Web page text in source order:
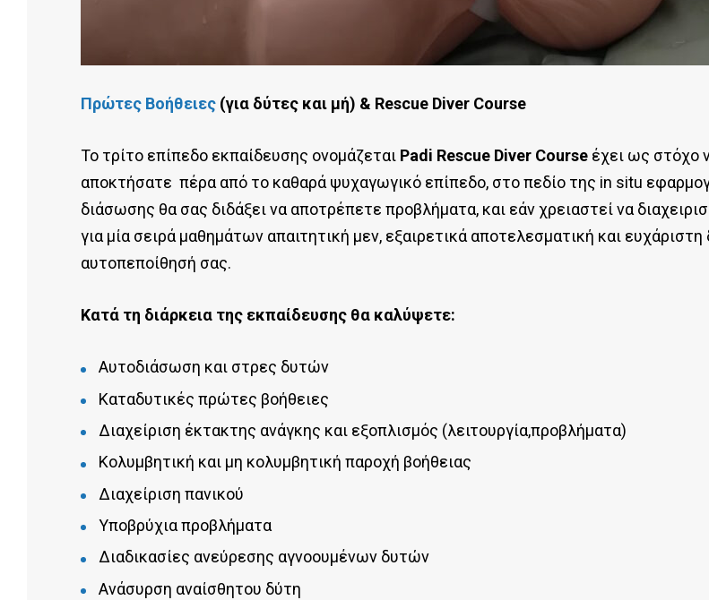
Πρώτες Βοήθειες (για δύτες και μή) & Rescue Diver Course
Το τρίτο επίπεδο εκπαίδευσης ονομάζεται Padi Rescue Diver Course έχει ως στόχο
αποκτήσατε πέρα από το καθαρά ψυχαγωγικό επίπεδο, στο πεδίο της in situ
διάσωσης θα σας διδάξει να αποτρέπετε προβλήματα, και εάν χρειαστεί να
για μία σειρά μαθημάτων απαιτητική μεν, εξαιρετικά αποτελεσματική και
αυτοπεποίθησή σας.
Κατά τη διάρκεια της εκπαίδευσης θα καλύψετε:
Αυτοδιάσωση και στρες δυτών
Καταδυτικές πρώτες βοήθειες
Διαχείριση έκτακτης ανάγκης και εξοπλισμός (λειτουργία,προβλήματα)
Κολυμβητική και μη κολυμβητική παροχή βοήθειας
Διαχείριση πανικού
Υποβρύχια προβλήματα
Διαδικασίες ανεύρεσης αγνοουμένων δυτών
Ανάσυρση αναίσθητου δύτη